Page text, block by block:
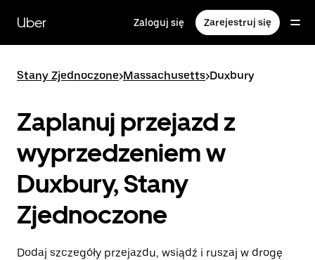
głównej
zawartości
Uber Zaloguj się Zarejestruj się
Stany Zjednoczone>Massachusetts>Duxbury
Zaplanuj przejazd z
wyprzedzeniem w
Duxbury, Stany
Zjednoczone
Dodaj szczegóły przejazdu, wsiądź i ruszaj w drogę